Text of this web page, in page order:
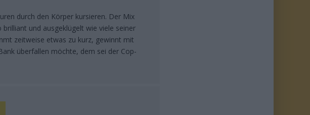
durch den Körper kursieren. Der Mix
und ausgeklügelt wie viele seiner
zeitweise etwas zu kurz, gewinnt mit
überfallen möchte, dem sei der Cop-